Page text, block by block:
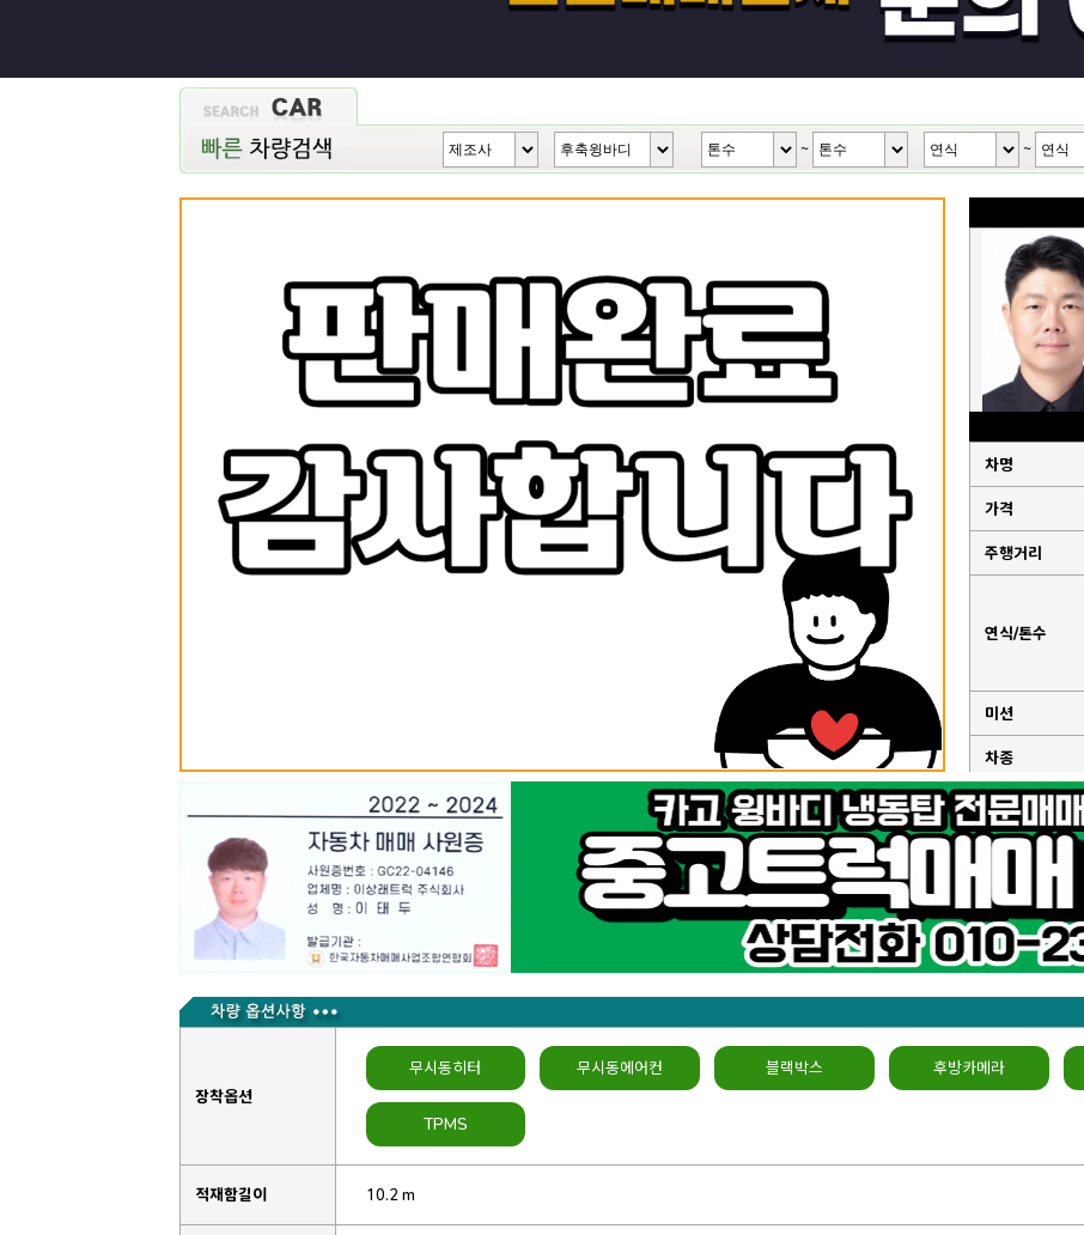
~ ~
차명
가격
주행거리
연식/톤수
미션
차종
성능점검기
록부
장착옵션
무시동히터 무시동에어컨 블랙박스 후방카메라
TPMS
적재함길이 10.2 m